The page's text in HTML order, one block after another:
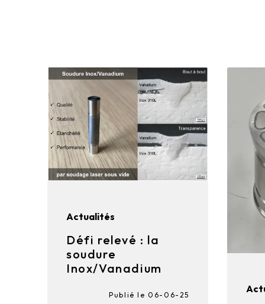
Actualités
Défi relevé : la
soudure
Inox/Vanadium
Publié le 06-06-25